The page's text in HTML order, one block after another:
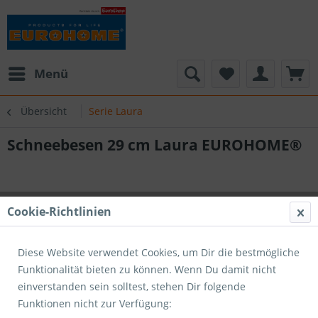
Menü
Übersicht Serie Laura
Schneebesen 29 cm Laura EUROHOME®
Cookie-Richtlinien
Diese Website verwendet Cookies, um Dir die bestmögliche
Funktionalität bieten zu können. Wenn Du damit nicht
einverstanden sein solltest, stehen Dir folgende
Funktionen nicht zur Verfügung: